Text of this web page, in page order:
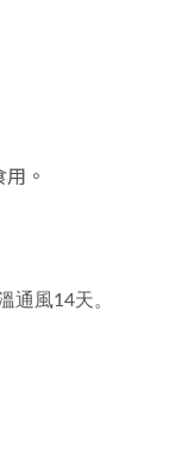
。
通風14天。